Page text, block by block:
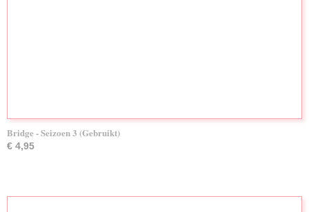
Bridge - Seizoen 3 (Gebruikt)
€ 4,95